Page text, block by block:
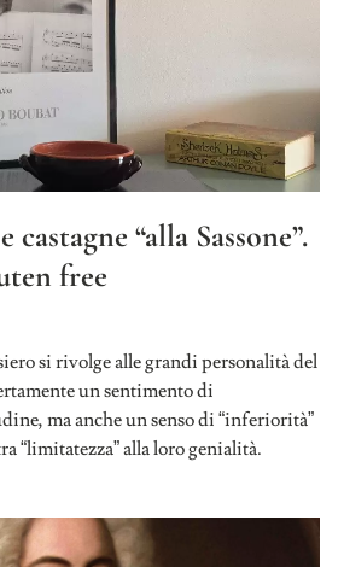
castagne “alla Sassone”.
free
si rivolge alle grandi personalità del
un sentimento di
ma anche un senso di “inferiorità”
“limitatezza” alla loro genialità.